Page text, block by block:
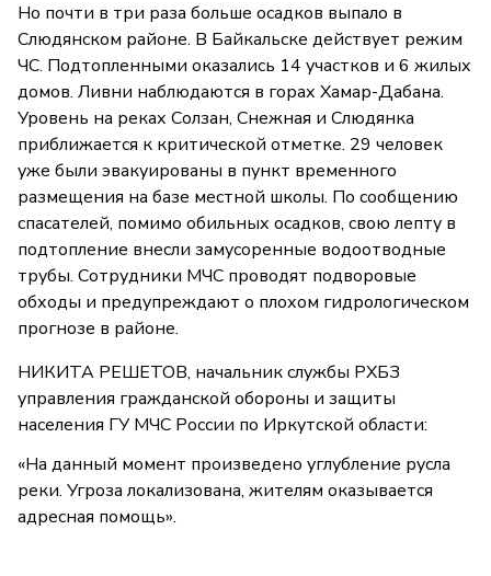
Но почти в три раза больше осадков выпало в
Слюдянском районе. В Байкальске действует режим
ЧС. Подтопленными оказались 14 участков и 6 жилых
домов. Ливни наблюдаются в горах Хамар-Дабана.
Уровень на реках Солзан, Снежная и Слюдянка
приближается к критической отметке. 29 человек
уже были эвакуированы в пункт временного
размещения на базе местной школы. По сообщению
спасателей, помимо обильных осадков, свою лепту в
подтопление внесли замусоренные водоотводные
трубы. Сотрудники МЧС проводят подворовые
обходы и предупреждают о плохом гидрологическом
прогнозе в районе.
НИКИТА РЕШЕТОВ, начальник службы РХБЗ
управления гражданской обороны и защиты
населения ГУ МЧС России по Иркутской области:
«На данный момент произведено углубление русла
реки. Угроза локализована, жителям оказывается
адресная помощь».